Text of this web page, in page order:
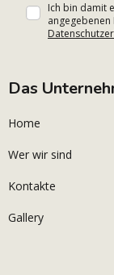
Ich bin damit
angegebenen
Das
Home
Wer wir sind
Kontakte
Gallery